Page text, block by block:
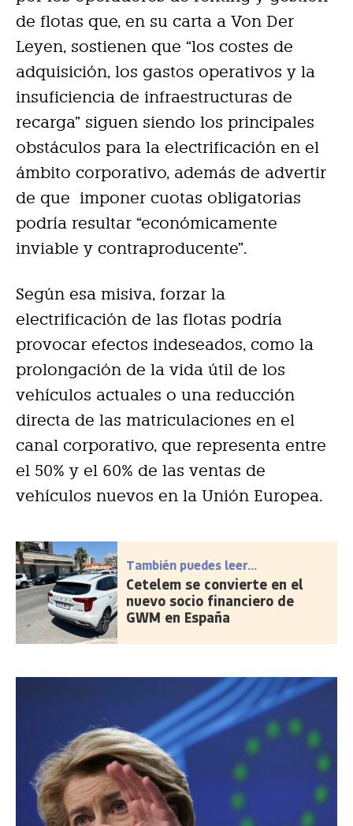
de flotas que, en su carta a Von Der
Leyen, sostienen que “los costes de
adquisición, los gastos operativos y la
insuficiencia de infraestructuras de
recarga” siguen siendo los principales
obstáculos para la electrificación en el
ámbito corporativo, además de advertir
de que imponer cuotas obligatorias
podría resultar “económicamente
inviable y contraproducente”.
Según esa misiva, forzar la
electrificación de las flotas podría
provocar efectos indeseados, como la
prolongación de la vida útil de los
vehículos actuales o una reducción
directa de las matriculaciones en el
canal corporativo, que representa entre
el 50% y el 60% de las ventas de
vehículos nuevos en la Unión Europea.
También puedes leer...
Cetelem se convierte en el
nuevo socio financiero de
GWM en España